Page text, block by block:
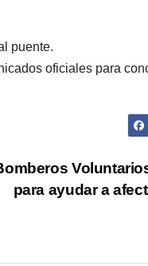
puente.
oficiales para
para ayudar a